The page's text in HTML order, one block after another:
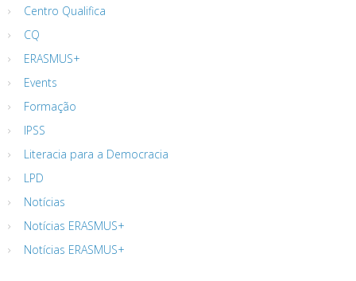
Centro Qualifica
CQ
ERASMUS+
Events
Formação
IPSS
Literacia para a Democracia
LPD
Notícias
Notícias ERASMUS+
Notícias ERASMUS+